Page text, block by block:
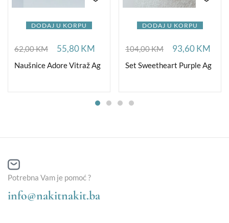
DODAJ U KORPU
62,00KM 55,80KM
Naušnice Adore Vitraž Ag
DODAJ U KORPU
104,00KM 93,60KM
Set Sweetheart Purple Ag
Potrebna Vam je pomoć ?
info@nakitnakit.ba